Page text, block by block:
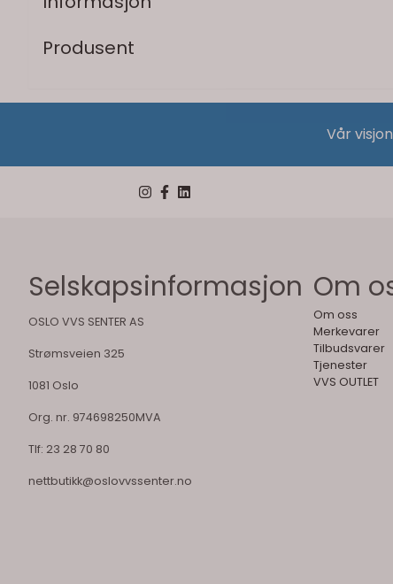
Produsent
Vår
Selskapsinformasjon
OSLO VVS SENTER AS
Strømsveien 325
1081 Oslo
Org. nr. 974698250MVA
Tlf: 23 28 70 80
nettbutikk@oslovvssenter.no
Om
Om oss
Merkevarer
Tilbudsvarer
Tjenester
VVS OUTLET